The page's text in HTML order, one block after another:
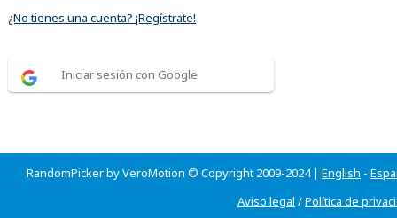
¿No tienes una cuenta? ¡Regístrate!
Iniciar sesión con Google
RandomPicker by VeroMotion © Copyright 2009-2024 | English -
Aviso legal /Política de